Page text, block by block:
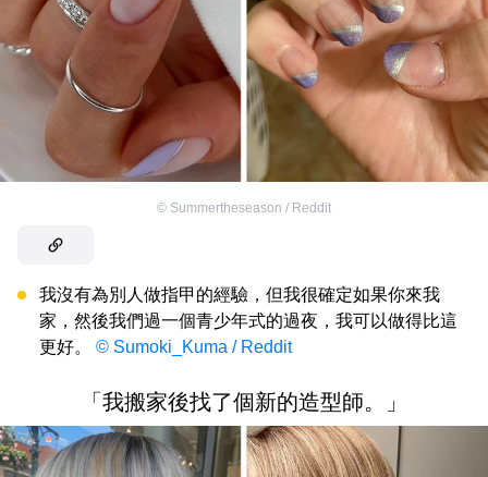
© Summertheseason / Reddit
我沒有為別人做指甲的經驗，但我很確定如果你來我
家，然後我們過一個青少年式的過夜，我可以做得比這
更好。 © Sumoki_Kuma / Reddit
「我搬家後找了個新的造型師。」